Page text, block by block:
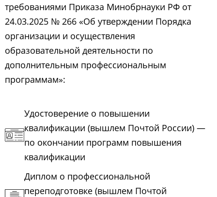
требованиями Приказа Минобрнауки РФ от
24.03.2025 № 266 «Об утверждении Порядка
организации и осуществления
образовательной деятельности по
дополнительным профессиональным
программам»:
Удостоверение о повышении
квалификации (вышлем Почтой России) —
по окончании программ повышения
квалификации
Диплом о профессиональной
переподготовке (вышлем Почтой